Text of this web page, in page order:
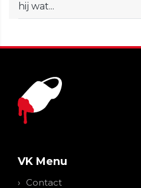
hij wat...
VK Menu
Contact